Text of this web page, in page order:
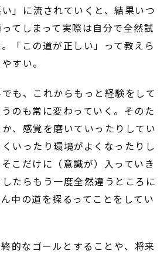
」に流されていくと、結果いつ
てしまって実際は自分で全然試
「この道が正しい」って教えら
すい。
も、これからもっと経験をして
のも常に変わっていく。そのた
、感覚を磨いていったりしてい
いったり環境がよくなったりし
こだけに（意識が）入っていき
たらもう一度全然違うところに
中の道を探るってことをしてい
的なゴールとすることや、将来